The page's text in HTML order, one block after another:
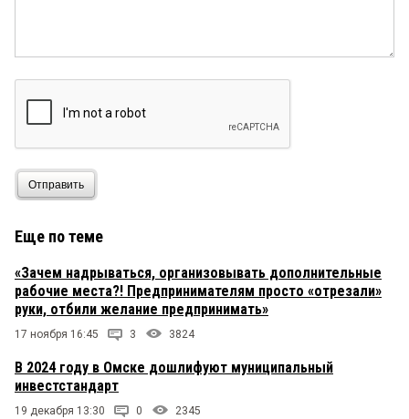
Отправить
Еще по теме
«Зачем надрываться, организовывать дополнительные
рабочие места?! Предпринимателям просто «отрезали»
руки, отбили желание предпринимать»
17 ноября 16:45 3 3824
В 2024 году в Омске дошлифуют муниципальный
инвестстандарт
19 декабря 13:30 0 2345